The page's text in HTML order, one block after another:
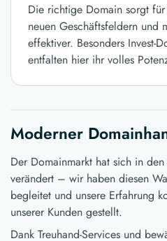
Die richtige Domain sorgt
neuen Geschäftsfeldern und
effektiver. Besonders Invest-
entfalten hier ihr volles
Moderner
Der Domainmarkt hat sich in den
verändert – wir haben diesen
begleitet und unsere Erfahrung
unserer Kunden gestellt.
Dank Treuhand-Services und